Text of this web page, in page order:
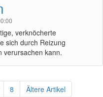
verknöcherte
sich durch Reizung
verursachen kann.
8 Ältere Artikel